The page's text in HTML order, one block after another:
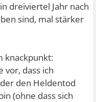
dreiviertel Jahr nach
sind, mal stärker
knackpunkt:
vor, dass ich
den Heldentod
(ohne dass sich